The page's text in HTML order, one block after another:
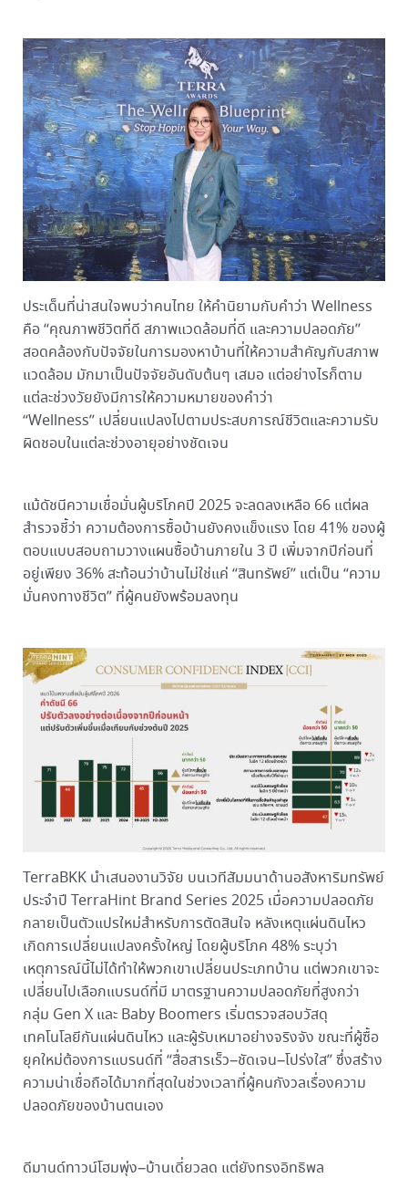
ประเด็นที่น่าสนใจพบว่าคนไทย ให้คำนิยามกับคำว่า Wellness
คือ “คุณภาพชีวิตที่ดี สภาพแวดล้อมที่ดี และความปลอดภัย”
สอดคล้องกับปัจจัยในการมองหาบ้านที่ให้ความสำคัญกับสภาพ
แวดล้อม มักมาเป็นปัจจัยอันดับต้นๆ เสมอ แต่อย่างไรก็ตาม
แต่ละช่วงวัยยังมีการให้ความหมายของคำว่า
“Wellness” เปลี่ยนแปลงไปตามประสบการณ์ชีวิตและความรับ
ผิดชอบในแต่ละช่วงอายุอย่างชัดเจน
แม้ดัชนีความเชื่อมั่นผู้บริโภคปี 2025 จะลดลงเหลือ 66 แต่ผล
สำรวจชี้ว่า ความต้องการซื้อบ้านยังคงแข็งแรง โดย 41% ของผู้
ตอบแบบสอบถามวางแผนซื้อบ้านภายใน 3 ปี เพิ่มจากปีก่อนที่
อยู่เพียง 36% สะท้อนว่าบ้านไม่ใช่แค่ “สินทรัพย์” แต่เป็น “ความ
มั่นคงทางชีวิต” ที่ผู้คนยังพร้อมลงทุน
TerraBKK นำเสนองานวิจัย บนเวทีสัมมนาด้านอสังหาริมทรัพย์
ประจำปี TerraHint Brand Series 2025 เมื่อความปลอดภัย
กลายเป็นตัวแปรใหม่สำหรับการตัดสินใจ หลังเหตุแผ่นดินไหว
เกิดการเปลี่ยนแปลงครั้งใหญ่ โดยผู้บริโภค 48% ระบุว่า
เหตุการณ์นี้ไม่ได้ทำให้พวกเขาเปลี่ยนประเภทบ้าน แต่พวกเขาจะ
เปลี่ยนไปเลือกแบรนด์ที่มี มาตรฐานความปลอดภัยที่สูงกว่า
กลุ่ม Gen X และ Baby Boomers เริ่มตรวจสอบวัสดุ
เทคโนโลยีกันแผ่นดินไหว และผู้รับเหมาอย่างจริงจัง ขณะที่ผู้ซื้อ
ยุคใหม่ต้องการแบรนด์ที่ “สื่อสารเร็ว–ชัดเจน–โปร่งใส” ซึ่งสร้าง
ความน่าเชื่อถือได้มากที่สุดในช่วงเวลาที่ผู้คนกังวลเรื่องความ
ปลอดภัยของบ้านตนเอง
ดีมานด์ทาวน์โฮมพุ่ง–บ้านเดี่ยวลด แต่ยังทรงอิทธิพล